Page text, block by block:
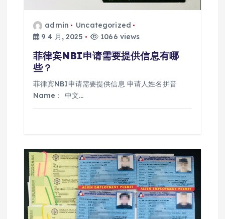
admin
Uncategorized
9 4 月, 2025
1066 views
菲律宾NBI申请需要提供信息有哪
些？
菲律宾NBI申请需要提供信息 申请人姓名拼音
Name： 中文…